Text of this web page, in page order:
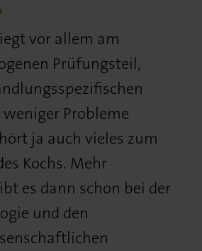
vor allem am
Prüfungsteil,
Probleme
ja auch vieles zum
Kochs. Mehr
es dann schon bei der
und den